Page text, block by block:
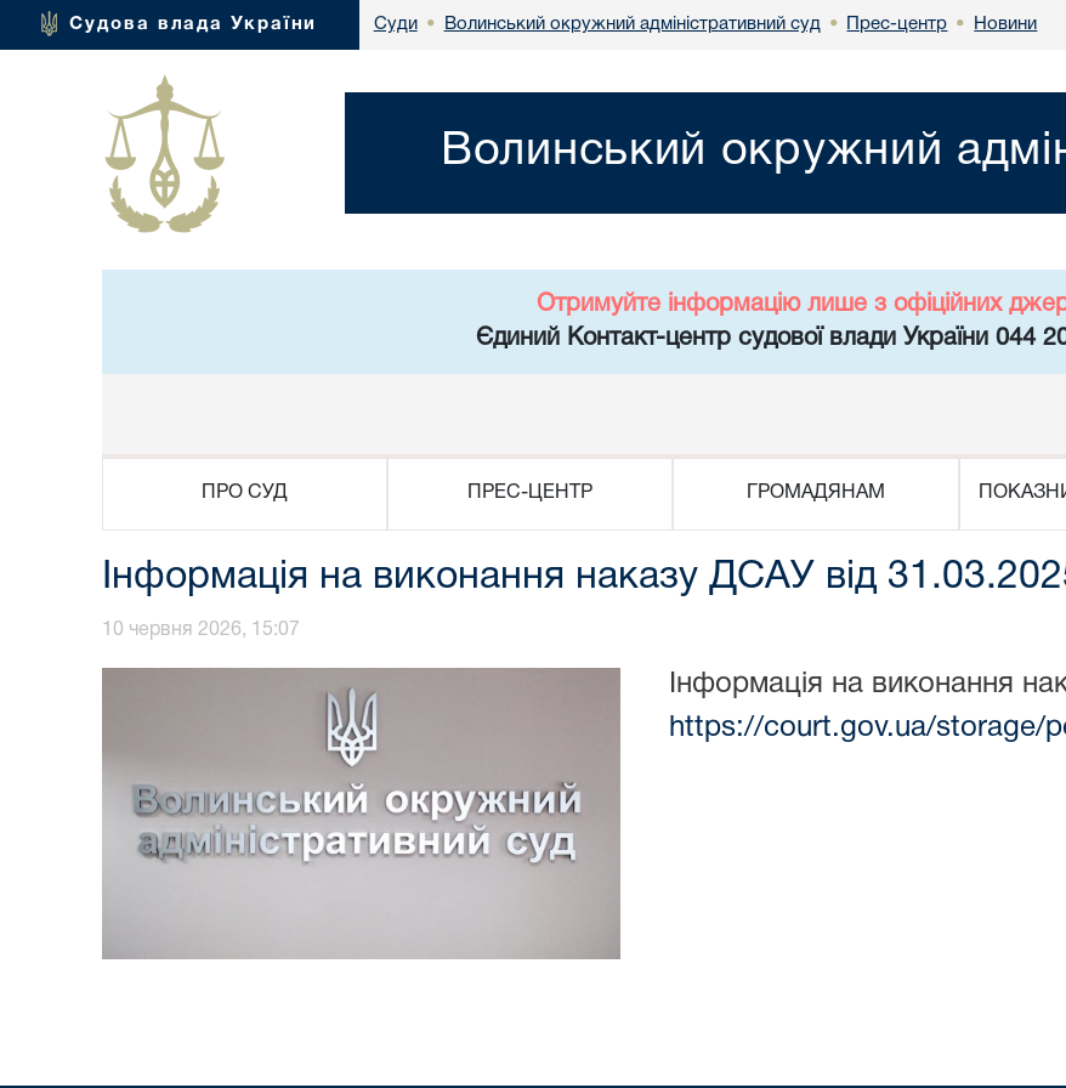
Судова влада України Суди • Волинський окружний адміністративний суд • Прес-центр • Новини
Волинський окружний
Отримуйте інформацію лише з офіційних
Єдиний Контакт-центр судової влади України 044
ПРО СУД ПРЕС-ЦЕНТР ГРОМАДЯНАМ
Інформація на виконання наказу ДСАУ від
10 червня 2026, 15:07
Інформація на виконання
https://court.gov.ua/storage/